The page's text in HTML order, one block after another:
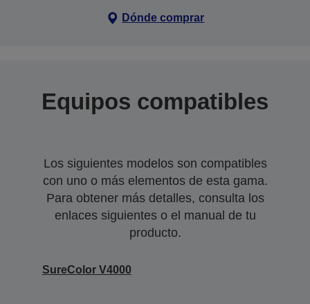
Dónde comprar
Equipos compatibles
Los siguientes modelos son compatibles
con uno o más elementos de esta gama.
Para obtener más detalles, consulta los
enlaces siguientes o el manual de tu
producto.
SureColor V4000